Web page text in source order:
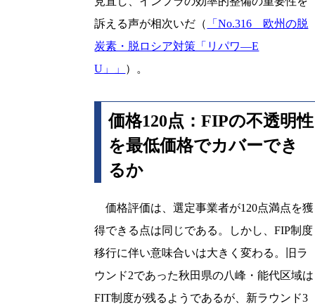
訴える声が相次いだ（
「No.316 欧州の脱
炭素・脱ロシア対策「リパワ―E
U」」 ）。
価格120点：FIPの不透明性
を最低価格でカバーでき
るか
価格評価は、選定事業者が120点満点を獲
得できる点は同じである。しかし、FIP制度
移行に伴い意味合いは大きく変わる。旧ラ
ウンド2であった秋田県の八峰・能代区域は
FIT制度が残るようであるが、新ラウンド3